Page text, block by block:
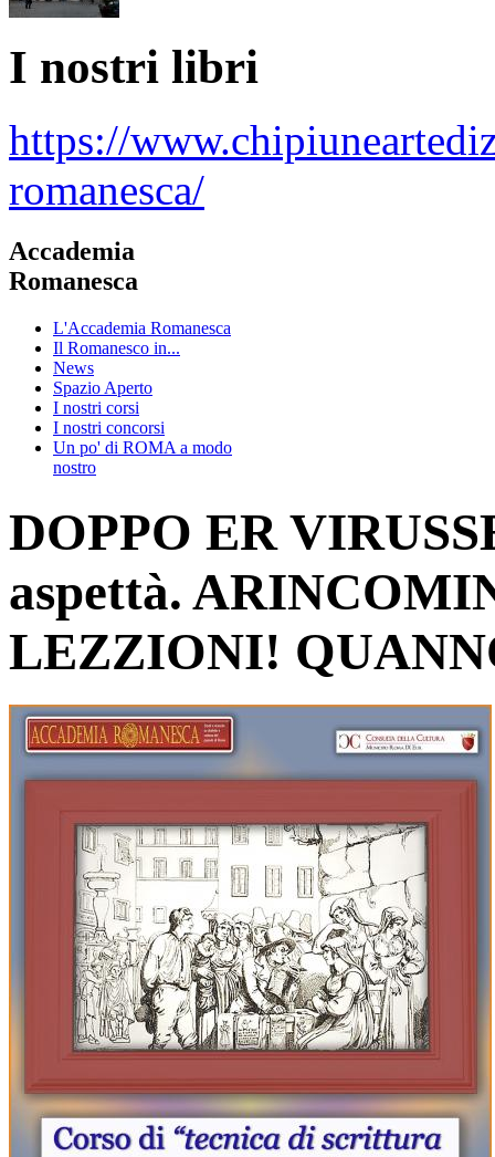
I nostri libri
https://
romanesca/
Accademia
Romanesca
L'Accademia Romanesca
Il Romanesco in...
News
Spazio Aperto
I nostri corsi
I nostri concorsi
Un po' di ROMA a modo
nostro
DOPPO ER
aspettà.
LEZZIONI!